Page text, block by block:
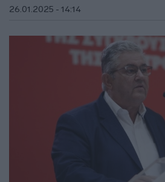
26.01.2025 - 14:14